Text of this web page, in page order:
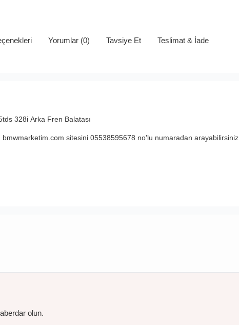
Yorumlar (0) Tavsiye Et Teslimat & İade
328i Arka Fren Balatası
sitesini 05538595678 no'lu numaradan arayabilirsiniz.
olun.